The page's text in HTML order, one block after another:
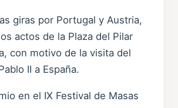
giras por Portugal y Austria,
actos de la Plaza del Pilar
con motivo de la visita del
II a España.
en el IX Festival de Masas